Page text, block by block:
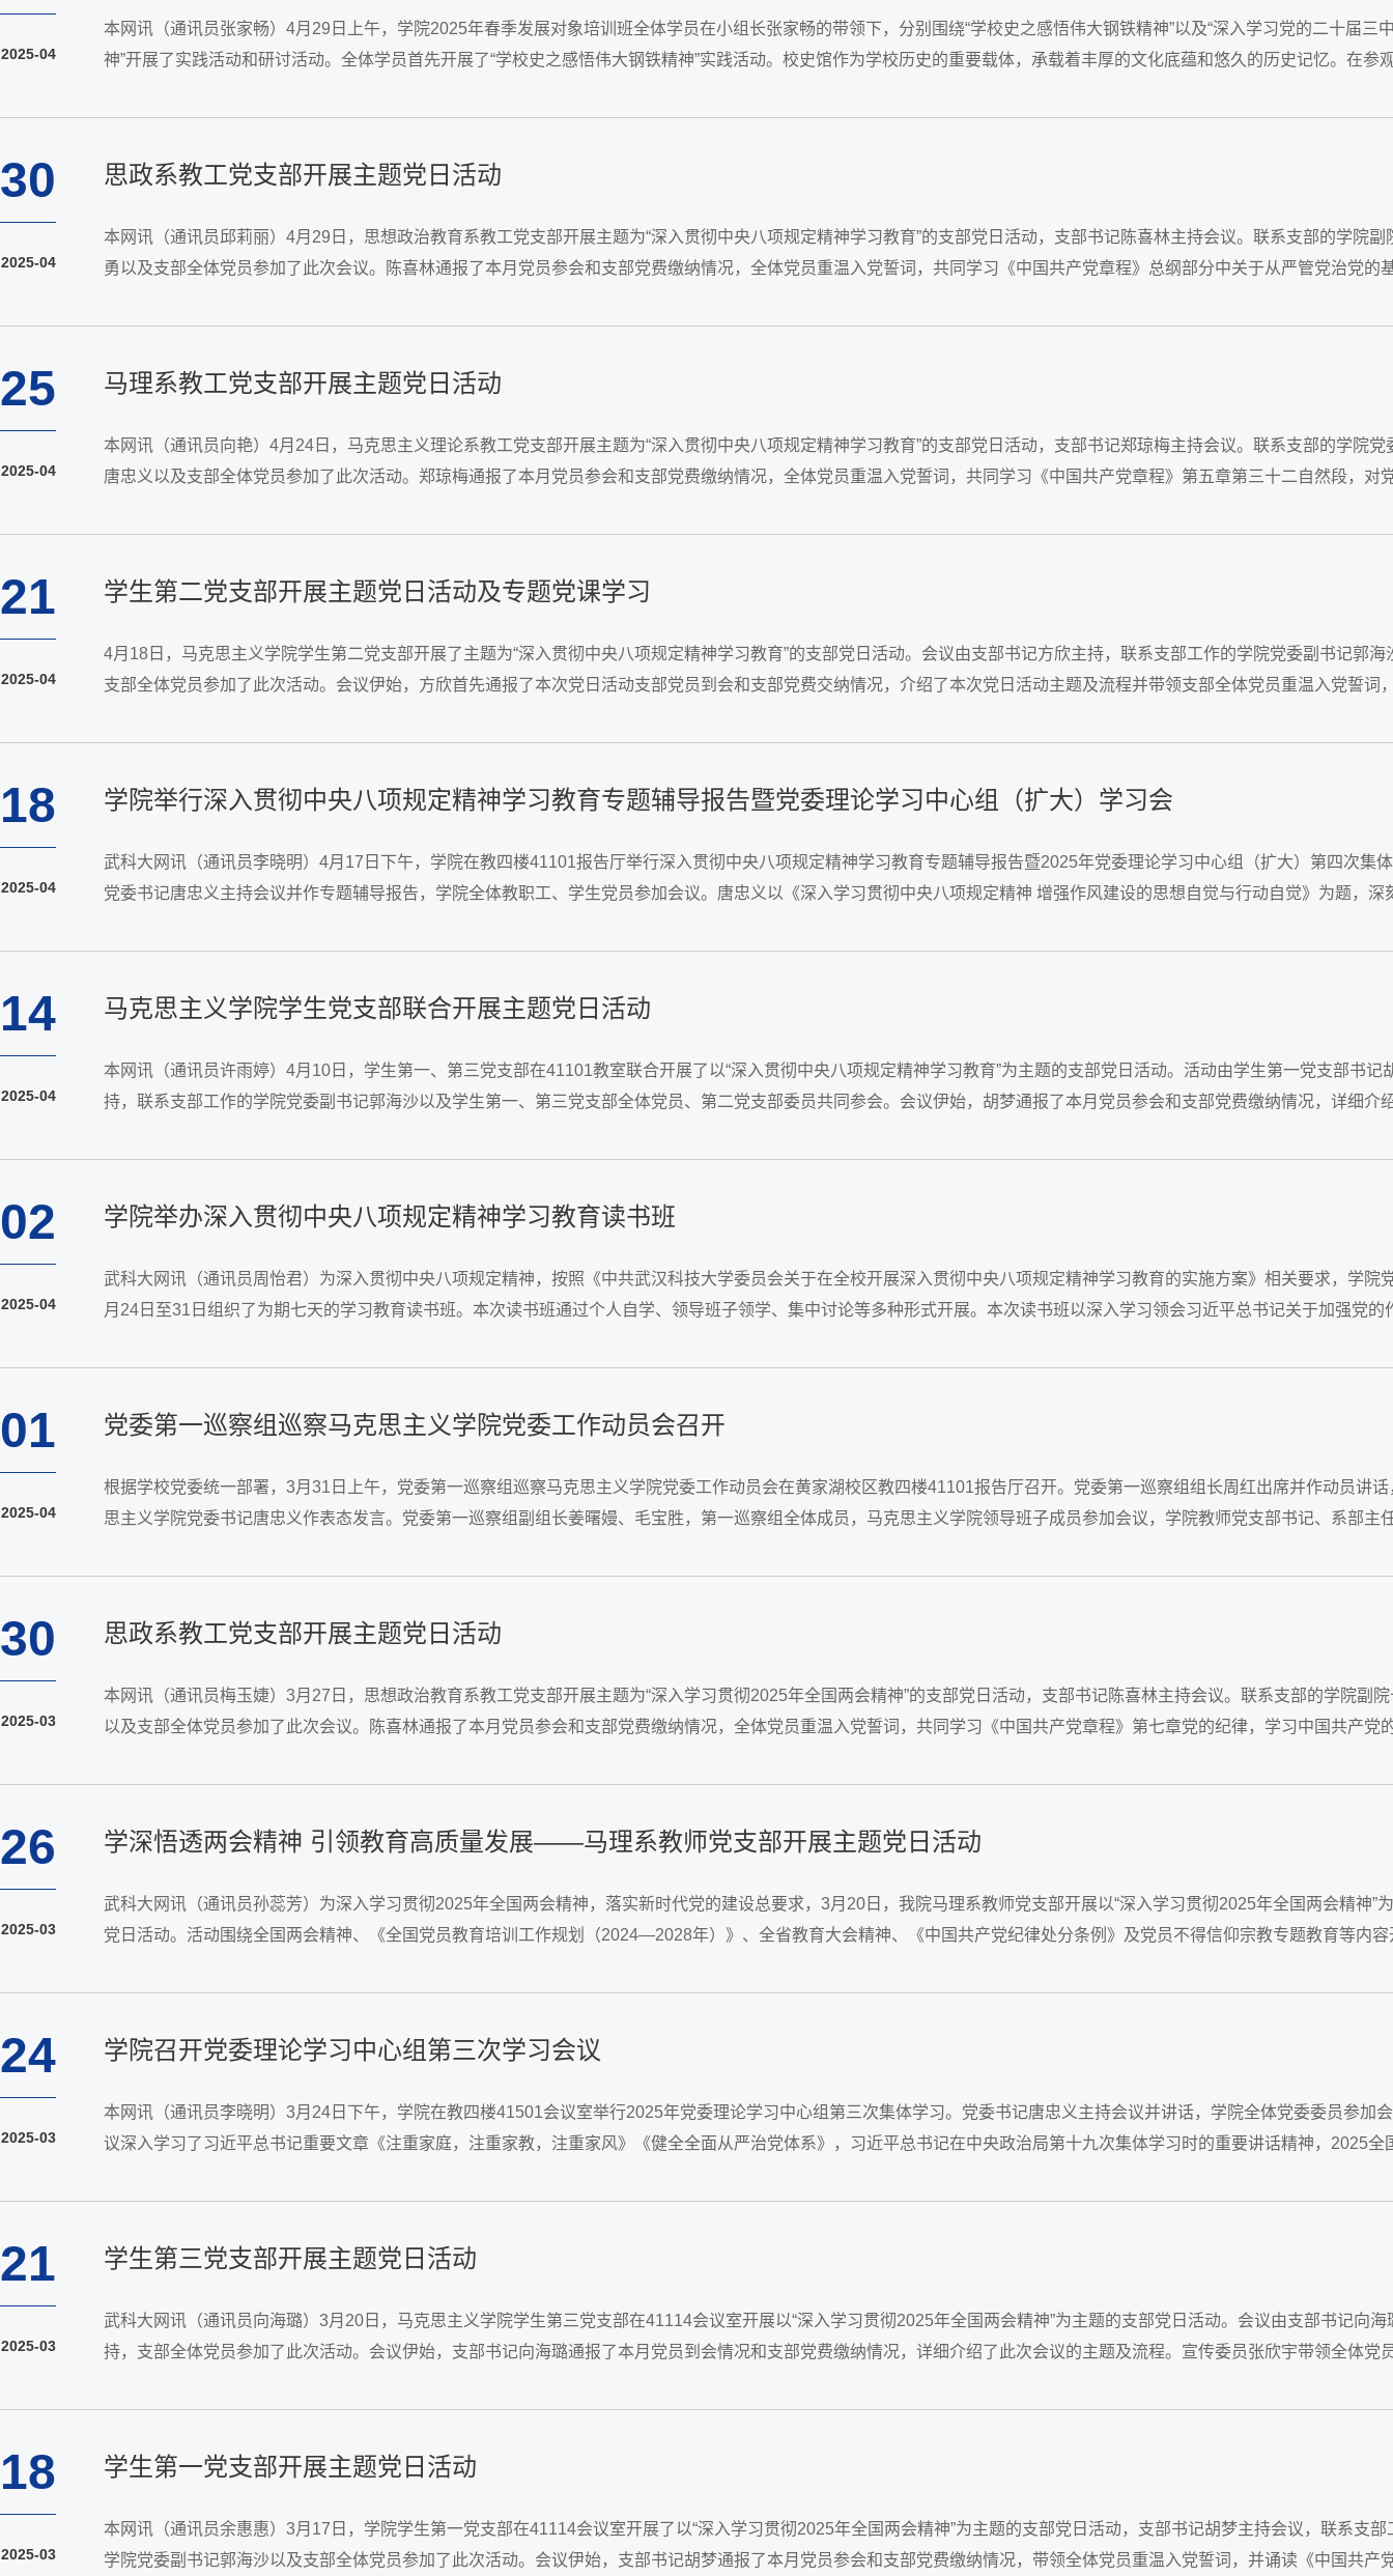
2025-04
本网讯（通讯员张家畅）4月29日上午，学院2025年春季发展对象培训班全体学员在小组长张家畅的带领下，分别围绕“学校史之感悟伟大钢铁精神”以及“深入学习党的二十届三
神”开展了实践活动和研讨活动。全体学员首先开展了“学校史之感悟伟大钢铁精神”实践活动。校史馆作为学校历史的重要载体，承载着丰厚的文化底蕴和悠久的历史记忆。在参
30
2025-04
思政系教工党支部开展主题党日活动
本网讯（通讯员邱莉丽）4月29日，思想政治教育系教工党支部开展主题为“深入贯彻中央八项规定精神学习教育”的支部党日活动，支部书记陈喜林主持会议。联系支部的学院副
勇以及支部全体党员参加了此次会议。陈喜林通报了本月党员参会和支部党费缴纳情况，全体党员重温入党誓词，共同学习《中国共产党章程》总纲部分中关于从严管党治党的
25
2025-04
马理系教工党支部开展主题党日活动
本网讯（通讯员向艳）4月24日，马克思主义理论系教工党支部开展主题为“深入贯彻中央八项规定精神学习教育”的支部党日活动，支部书记郑琼梅主持会议。联系支部的学院党
唐忠义以及支部全体党员参加了此次活动。郑琼梅通报了本月党员参会和支部党费缴纳情况，全体党员重温入党誓词，共同学习《中国共产党章程》第五章第三十二自然段，对
21
2025-04
学生第二党支部开展主题党日活动及专题党课学习
4月18日，马克思主义学院学生第二党支部开展了主题为“深入贯彻中央八项规定精神学习教育”的支部党日活动。会议由支部书记方欣主持，联系支部工作的学院党委副书记郭海
支部全体党员参加了此次活动。会议伊始，方欣首先通报了本次党日活动支部党员到会和支部党费交纳情况，介绍了本次党日活动主题及流程并带领支部全体党员重温入党誓词
18
2025-04
学院举行深入贯彻中央八项规定精神学习教育专题辅导报告暨党委理论学习中心组（扩大）学习会
武科大网讯（通讯员李晓明）4月17日下午，学院在教四楼41101报告厅举行深入贯彻中央八项规定精神学习教育专题辅导报告暨2025年党委理论学习中心组（扩大）第四次集
党委书记唐忠义主持会议并作专题辅导报告，学院全体教职工、学生党员参加会议。唐忠义以《深入学习贯彻中央八项规定精神 增强作风建设的思想自觉与行动自觉》为题，深
14
2025-04
马克思主义学院学生党支部联合开展主题党日活动
本网讯（通讯员许雨婷）4月10日，学生第一、第三党支部在41101教室联合开展了以“深入贯彻中央八项规定精神学习教育”为主题的支部党日活动。活动由学生第一党支部书记
持，联系支部工作的学院党委副书记郭海沙以及学生第一、第三党支部全体党员、第二党支部委员共同参会。会议伊始，胡梦通报了本月党员参会和支部党费缴纳情况，详细介
02
2025-04
学院举办深入贯彻中央八项规定精神学习教育读书班
武科大网讯（通讯员周怡君）为深入贯彻中央八项规定精神，按照《中共武汉科技大学委员会关于在全校开展深入贯彻中央八项规定精神学习教育的实施方案》相关要求，学院
月24日至31日组织了为期七天的学习教育读书班。本次读书班通过个人自学、领导班子领学、集中讨论等多种形式开展。本次读书班以深入学习领会习近平总书记关于加强党的
01
2025-04
党委第一巡察组巡察马克思主义学院党委工作动员会召开
根据学校党委统一部署，3月31日上午，党委第一巡察组巡察马克思主义学院党委工作动员会在黄家湖校区教四楼41101报告厅召开。党委第一巡察组组长周红出席并作动员讲话
思主义学院党委书记唐忠义作表态发言。党委第一巡察组副组长姜曙嫚、毛宝胜，第一巡察组全体成员，马克思主义学院领导班子成员参加会议，学院教师党支部书记、系部主
30
2025-03
思政系教工党支部开展主题党日活动
本网讯（通讯员梅玉婕）3月27日，思想政治教育系教工党支部开展主题为“深入学习贯彻2025年全国两会精神”的支部党日活动，支部书记陈喜林主持会议。联系支部的学院副
以及支部全体党员参加了此次会议。陈喜林通报了本月党员参会和支部党费缴纳情况，全体党员重温入党誓词，共同学习《中国共产党章程》第七章党的纪律，学习中国共产党
26
2025-03
学深悟透两会精神 引领教育高质量发展——马理系教师党支部开展主题党日活动
武科大网讯（通讯员孙蕊芳）为深入学习贯彻2025年全国两会精神，落实新时代党的建设总要求，3月20日，我院马理系教师党支部开展以“深入学习贯彻2025年全国两会精神”
党日活动。活动围绕全国两会精神、《全国党员教育培训工作规划（2024—2028年）》、全省教育大会精神、《中国共产党纪律处分条例》及党员不得信仰宗教专题教育等内容
24
2025-03
学院召开党委理论学习中心组第三次学习会议
本网讯（通讯员李晓明）3月24日下午，学院在教四楼41501会议室举行2025年党委理论学习中心组第三次集体学习。党委书记唐忠义主持会议并讲话，学院全体党委委员参加
议深入学习了习近平总书记重要文章《注重家庭，注重家教，注重家风》《健全全面从严治党体系》，习近平总书记在中央政治局第十九次集体学习时的重要讲话精神，2025全
21
2025-03
学生第三党支部开展主题党日活动
武科大网讯（通讯员向海璐）3月20日，马克思主义学院学生第三党支部在41114会议室开展以“深入学习贯彻2025年全国两会精神”为主题的支部党日活动。会议由支部书记向海
持，支部全体党员参加了此次活动。会议伊始，支部书记向海璐通报了本月党员到会情况和支部党费缴纳情况，详细介绍了此次会议的主题及流程。宣传委员张欣宇带领全体党
18
2025-03
学生第一党支部开展主题党日活动
本网讯（通讯员余惠惠）3月17日，学院学生第一党支部在41114会议室开展了以“深入学习贯彻2025年全国两会精神”为主题的支部党日活动，支部书记胡梦主持会议，联系支部
学院党委副书记郭海沙以及支部全体党员参加了此次活动。会议伊始，支部书记胡梦通报了本月党员参会和支部党费缴纳情况，带领全体党员重温入党誓词，并诵读《中国共产